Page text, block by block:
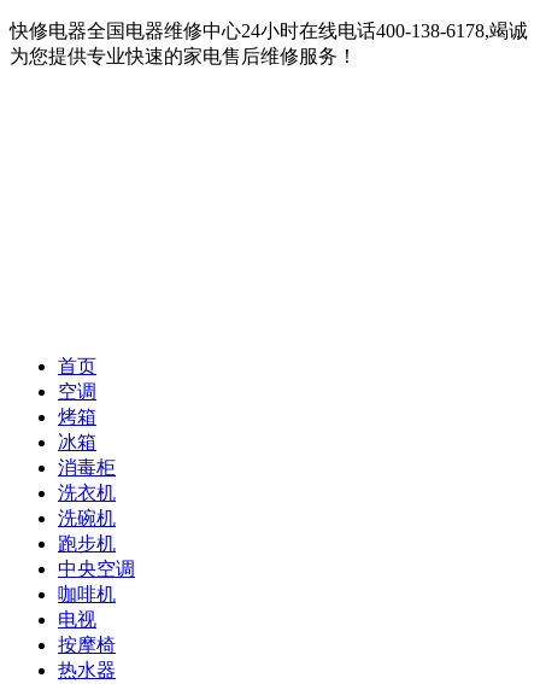
快修电器全国电器维修中心24小时在线电话400-138-6178,竭诚
为您提供专业快速的家电售后维修服务！
首页
空调
烤箱
冰箱
消毒柜
洗衣机
洗碗机
跑步机
中央空调
咖啡机
电视
按摩椅
热水器